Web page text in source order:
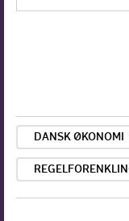
DANSK ØKONOMI